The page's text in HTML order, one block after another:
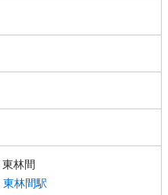
林間
東林間駅